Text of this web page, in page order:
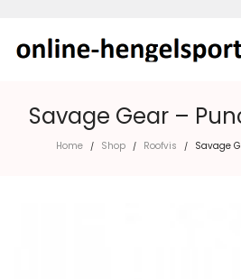
Savage Gear –
Home / Shop / Roofvis / Savage